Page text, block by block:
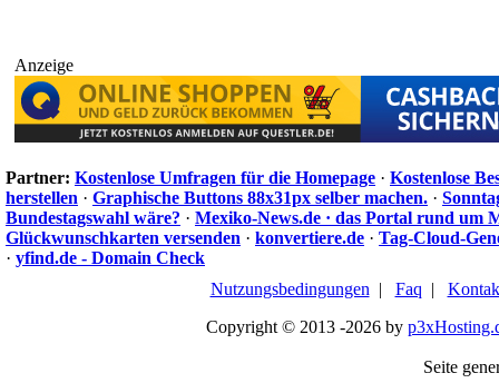
Anzeige
Partner: Kostenlose Umfragen für die Homepage · Kostenlose
herstellen · Graphische Buttons 88x31px selber machen. ·
Bundestagswahl wäre? · Mexiko-News.de · das Portal rund um
Glückwunschkarten versenden · konvertiere.de · Tag-Cloud-
· yfind.de - Domain Check
Nutzungsbedingungen | Faq |
Copyright © 2013 -2026 by
Seite